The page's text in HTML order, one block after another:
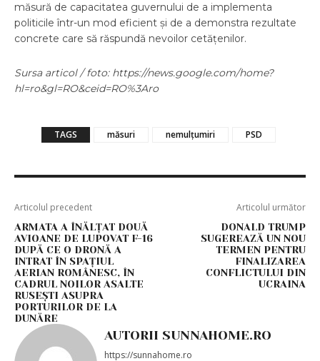
măsură de capacitatea guvernului de a implementa
politicile într-un mod eficient și de a demonstra rezultate
concrete care să răspundă nevoilor cetățenilor.
Sursa articol / foto: https://news.google.com/home?
hl=ro&gl=RO&ceid=RO%3Aro
TAGS măsuri nemulțumiri PSD
Articolul precedent
ARMATA A ÎNĂLȚAT DOUĂ
AVIOANE DE LUPOVAT F-16
DUPĂ CE O DRONĂ A
INTRAT ÎN SPAȚIUL
AERIAN ROMÂNESC, ÎN
CADRUL NOILOR ASALTE
RUSEȘTI ASUPRA
PORTURILOR DE LA
DUNĂRE
Articolul următor
DONALD TRUMP
SUGEREAZĂ UN NOU
TERMEN PENTRU
FINALIZAREA
CONFLICTULUI DIN
UCRAINA
AUTORII SUNNAHOME.RO
https://sunnahome.ro